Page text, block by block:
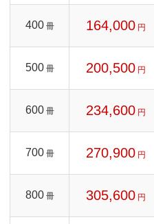
400 冊 164,000 円
500 冊 200,500 円
600 冊 234,600 円
700 冊 270,900 円
800 冊 305,600 円